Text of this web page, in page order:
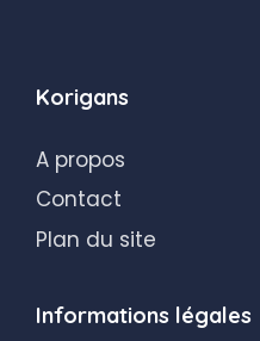
Korigans
A propos
Contact
Plan du site
Informations légales